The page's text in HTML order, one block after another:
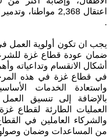
.
يجب ان تكون أولوية العمل
ضمان عودة قطاع غزة
أشكال الانقسام وتداعياته
في قطاع غزة في هذه
واستعادة الخدمات
بالإضافة إلى تنسيق
العمليات الطارئة لقطاع
والشركاء العاملين في
من المساعدات وضمان